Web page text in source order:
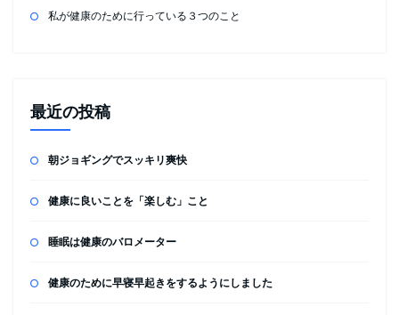
私が健康のために行っている３つのこと
最近の投稿
朝ジョギングでスッキリ爽快
健康に良いことを「楽しむ」こと
睡眠は健康のバロメーター
健康のために早寝早起きをするようにしました